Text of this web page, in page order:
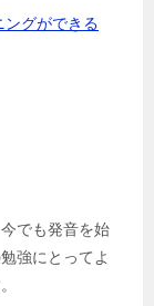
グができる
でも発音を始
強にとってよ